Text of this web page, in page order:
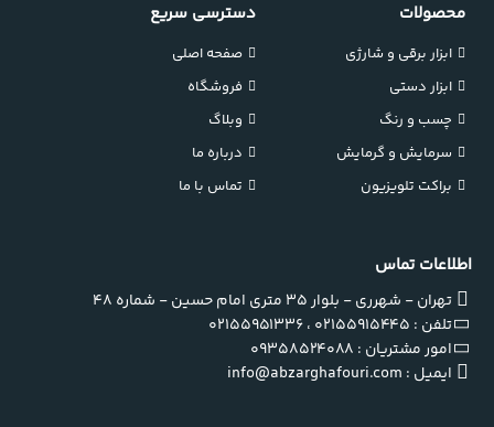
محصولات
ابزار برقی و شارژی
ابزار دستی
چسب و رنگ
سرمایش و گرمایش
براکت تلویزیون
دسترسی سریع
صفحه اصلی
فروشگاه
وبلاگ
درباره ما
تماس با ما
اطلاعات تماس
تهران - شهرری - بلوار ۳۵ متری امام حسین - شماره ۴۸
تلفن : 02155915445 ، 02155951336
امور مشتریان : 09358524088
ایمیل : info@abzarghafouri.com